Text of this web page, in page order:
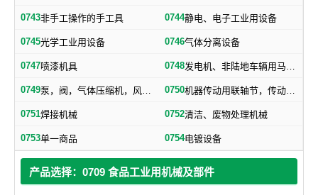
0743非手工操作的手工具 0744静电、电子工业用设备
0745光学工业用设备 0746气体分离设备
0747喷漆机具 0748 发电机、非陆地车辆用马达和引擎及其零部件
0749 泵，阀，气体压缩机，风机，，液压元件，气动元件 0750 机器传动用联轴节，传动带及其他机器零部件
0751焊接机械 0752清洁、废物处理机械
0753单一商品 0754电镀设备
产品选择：0709 食品工业用机械及部件